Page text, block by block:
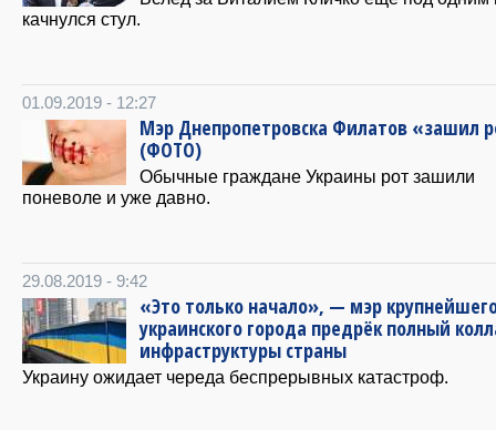
качнулся стул.
01.09.2019 - 12:27
Мэр Днепропетровска Филатов «зашил
(ФОТО)
Обычные граждане Украины рот зашили
поневоле и уже давно.
29.08.2019 - 9:42
«Это только начало», — мэр
украинского города предрёк полный
инфраструктуры страны
Украину ожидает череда беспрерывных катастроф.